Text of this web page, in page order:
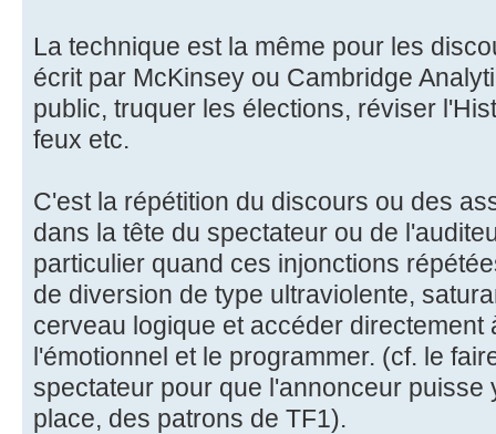
La technique est la même pour les
écrit par McKinsey ou Cambridge
public, truquer les élections, réviser
feux etc.
C'est la répétition du discours ou des
dans la tête du spectateur ou de
particulier quand ces injonctions
de diversion de type ultraviolente,
cerveau logique et accéder directement
l'émotionnel et le programmer. (cf. le
spectateur pour que l'annonceur puisse
place, des patrons de TF1).